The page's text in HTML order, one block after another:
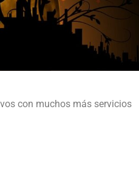
con muchos más servicios